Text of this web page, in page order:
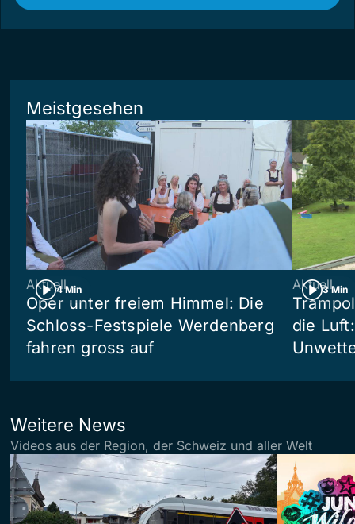
Meistgesehen
4 Min
Aktuell
Oper unter freiem Himmel: Die
Schloss-Festspiele Werdenberg
fahren gross auf
3 Min
Aktuell
die
Weitere News
Videos aus der Region, der Schweiz und aller Welt